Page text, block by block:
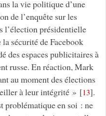
la vie politique d’une
de l’enquête sur les
l’élection présidentielle
sécurité de Facebook
des espaces publicitaires à
russe. En réaction, Mark
au moment des élections
à leur intégrité » [13].
problématique en soi : ne